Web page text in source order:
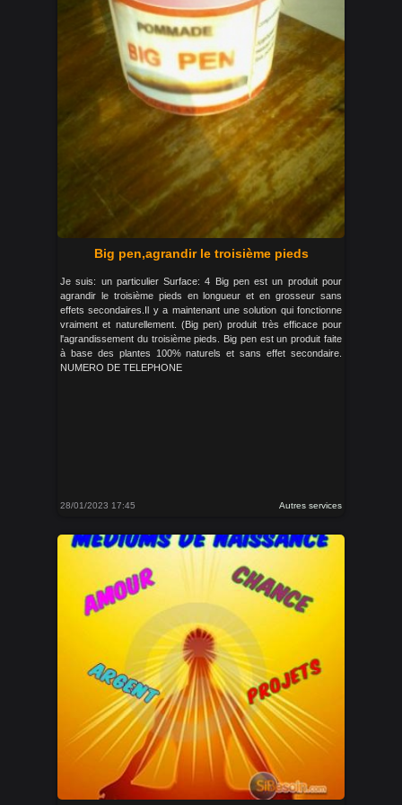
Big pen,agrandir le troisième pieds
Je suis: un particulier Surface: 4 Big pen est un produit pour
agrandir le troisième pieds en longueur et en grosseur sans
effets secondaires.Il y a maintenant une solution qui fonctionne
vraiment et naturellement. (Big pen) produit très efficace pour
l'agrandissement du troisième pieds. Big pen est un produit faite
à base des plantes 100% naturels et sans effet secondaire.
NUMERO DE TELEPHONE
28/01/2023 17:45 Autres services